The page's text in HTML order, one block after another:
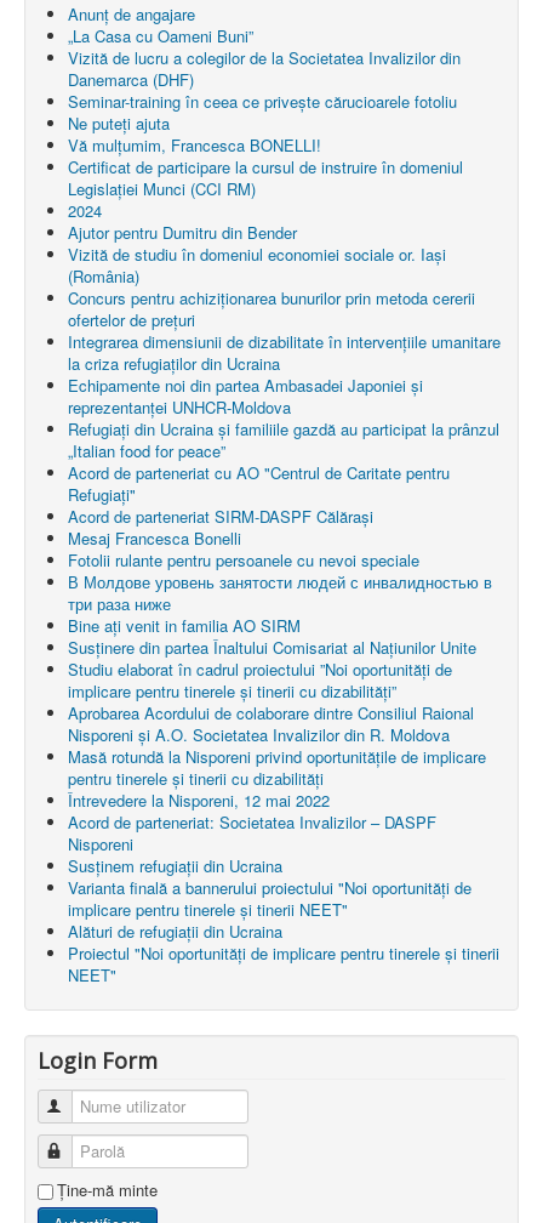
Anunț de angajare
„La Casa cu Oameni Buni”
Vizită de lucru a colegilor de la Societatea Invalizilor din
Danemarca (DHF)
Seminar-training în ceea ce privește cărucioarele fotoliu
Ne puteți ajuta
Vă mulțumim, Francesca BONELLI!
Certificat de participare la cursul de instruire în domeniul
Legislației Munci (CCI RM)
2024
Ajutor pentru Dumitru din Bender
Vizită de studiu în domeniul economiei sociale or. Iași
(România)
Concurs pentru achiziționarea bunurilor prin metoda cererii
ofertelor de prețuri
Integrarea dimensiunii de dizabilitate în intervențiile umanitare
la criza refugiaților din Ucraina
Echipamente noi din partea Ambasadei Japoniei și
reprezentanței UNHCR-Moldova
Refugiați din Ucraina și familiile gazdă au participat la prânzul
„Italian food for peace”
Acord de parteneriat cu AO "Centrul de Caritate pentru
Refugiaţi"
Acord de parteneriat SIRM-DASPF Călărași
Mesaj Francesca Bonelli
Fotolii rulante pentru persoanele cu nevoi speciale
В Молдове уровень занятости людей с инвалидностью в
три раза ниже
Bine ați venit in familia AO SIRM
Susținere din partea Înaltului Comisariat al Națiunilor Unite
Studiu elaborat în cadrul proiectului ”Noi oportunități de
implicare pentru tinerele și tinerii cu dizabilități”
Aprobarea Acordului de colaborare dintre Consiliul Raional
Nisporeni şi A.O. Societatea Invalizilor din R. Moldova
Masă rotundă la Nisporeni privind oportunitățile de implicare
pentru tinerele și tinerii cu dizabilități
Întrevedere la Nisporeni, 12 mai 2022
Acord de parteneriat: Societatea Invalizilor – DASPF
Nisporeni
Susținem refugiații din Ucraina
Varianta finală a bannerului proiectului "Noi oportunități de
implicare pentru tinerele și tinerii NEET"
Alături de refugiații din Ucraina
Proiectul "Noi oportunități de implicare pentru tinerele și tinerii
NEET"
Login Form
Nume utilizator
Parolă
Ţine-mă minte